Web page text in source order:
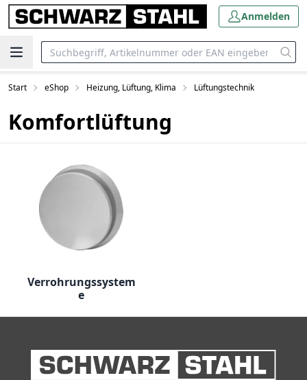
Anmelden
Start eShop Heizung, Lüftung, Klima Lüftungstechnik
Komfortlüftung
Verrohrungssystem
e